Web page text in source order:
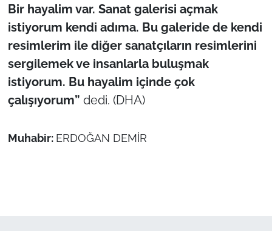
Bir hayalim var. Sanat galerisi açmak
istiyorum kendi adıma. Bu galeride de kendi
resimlerim ile diğer sanatçıların resimlerini
sergilemek ve insanlarla buluşmak
istiyorum. Bu hayalim içinde çok
çalışıyorum” dedi. (DHA)
Muhabir: ERDOĞAN DEMİR